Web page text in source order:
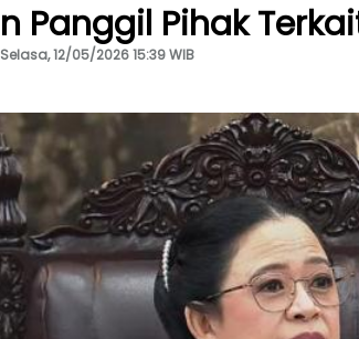
Panggil Pihak
12/05/2026 15:39 WIB